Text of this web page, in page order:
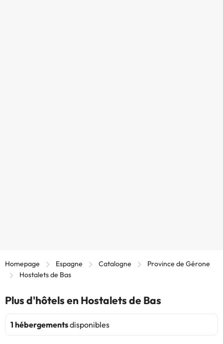
Homepage Espagne Catalogne
Province de Gérone
Hostalets de Bas
Plus d'hôtels en Hostalets de Bas
1 hébergementsdisponibles